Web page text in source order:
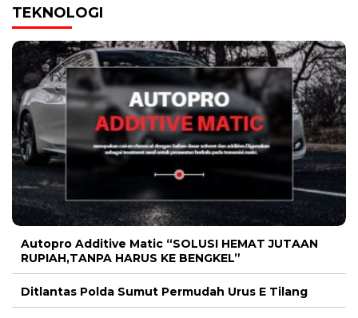
TEKNOLOGI
Autopro Additive Matic “SOLUSI HEMAT JUTAAN
RUPIAH,TANPA HARUS KE BENGKEL”
Ditlantas Polda Sumut Permudah Urus E Tilang